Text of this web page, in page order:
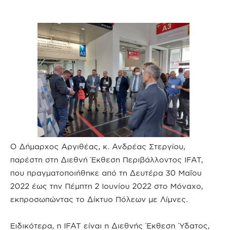
Ο Δήμαρχος Αργιθέας, κ. Ανδρέας Στεργίου,
παρέστη στη Διεθνή Έκθεση Περιβάλλοντος IFAT,
που πραγματοποιήθηκε από τη Δευτέρα 30 Μαΐου
2022 έως την Πέμπτη 2 Ιουνίου 2022 στο Μόναχο,
εκπροσωπώντας το Δίκτυο Πόλεων με Λίμνες.
Ειδικότερα, η IFAT είναι η Διεθνής Έκθεση Ύδατος,